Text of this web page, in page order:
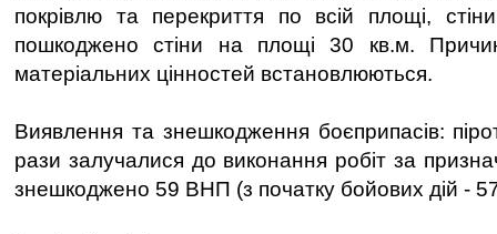
покрівлю та перекриття по всій площі,
пошкоджено стіни на площі 30 кв.м.
матеріальних цінностей встановлюються.
Виявлення та знешкодження боєприпасів:
рази залучалися до виконання робіт за
знешкоджено 59 ВНП (з початку бойових дій -